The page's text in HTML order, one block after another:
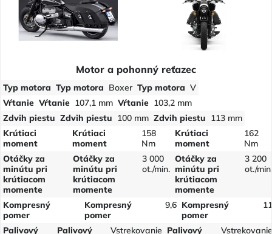
Motor a pohonný reťazec
Typ motora Typ motora Boxer Typ motora V
Vŕtanie Vŕtanie 107,1 mm Vŕtanie 103,2 mm
Zdvih piestu Zdvih piestu 100 mm Zdvih piestu 113 mm
Krútiaci
moment
Krútiaci
moment
158
Nm
Krútiaci
moment
162
Nm
Otáčky za
minútu pri
krútiacom
momente
Otáčky za
minútu pri
krútiacom
momente
3 000
ot./min.
Otáčky za
minútu pri
krútiacom
momente
3 200
ot./
Kompresný
pomer
Kompresný
pomer
9,6 Kompresný
pomer
Palivový
Palivový
Vstrekovanie Palivový